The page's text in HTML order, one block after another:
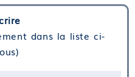
dans la liste ci-